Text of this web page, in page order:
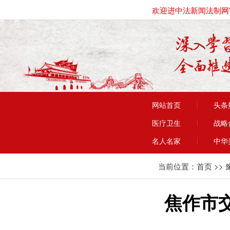
欢迎进中法新闻法制
网站首页
头条
医疗卫生
战略
名人名家
中华
当前位置： 首页 >>
焦作市